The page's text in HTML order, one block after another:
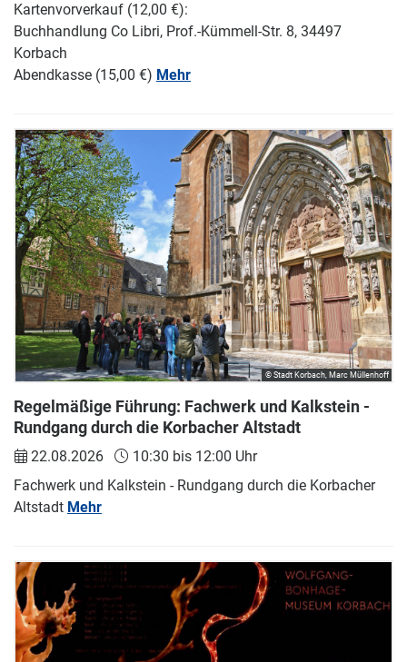
Kartenvorverkauf (12,00 €):
Buchhandlung Co Libri, Prof.-Kümmell-Str. 8, 34497
Korbach
Abendkasse (15,00 €) Mehr
Regelmäßige Führung: Fachwerk und Kalkstein -
Rundgang durch die Korbacher Altstadt
22.08.2026
10:30 bis 12:00 Uhr
Fachwerk und Kalkstein - Rundgang durch die Korbacher
Altstadt Mehr
© Stadt Korbach, Marc Müllenhoff